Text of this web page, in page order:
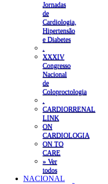
Jornadas
de
Cardiologia,
Hipertensão
e Diabetes
XXXIV
Congresso
Nacional
de
Coloproctologia
CARDIORRENAL
LINK
ON
CARDIOLOGIA
ON TO
CARE
» Ver
todos
NACIONAL